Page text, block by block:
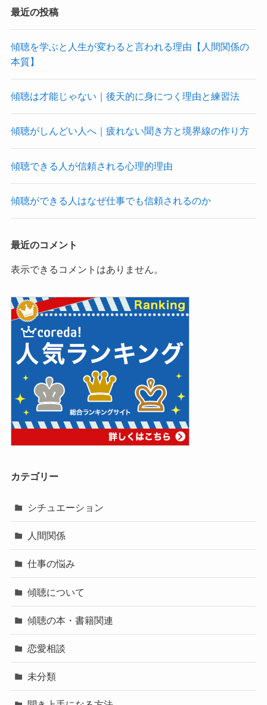
最近の投稿
傾聴を学ぶと人生が変わると言われる理由【人間関係の
本質】
傾聴は才能じゃない｜後天的に身につく理由と練習法
傾聴がしんどい人へ｜疲れない聞き方と境界線の作り方
傾聴できる人が信頼される心理的理由
傾聴ができる人はなぜ仕事でも信頼されるのか
最近のコメント
表示できるコメントはありません。
カテゴリー
シチュエーション
人間関係
仕事の悩み
傾聴について
傾聴の本・書籍関連
恋愛相談
未分類